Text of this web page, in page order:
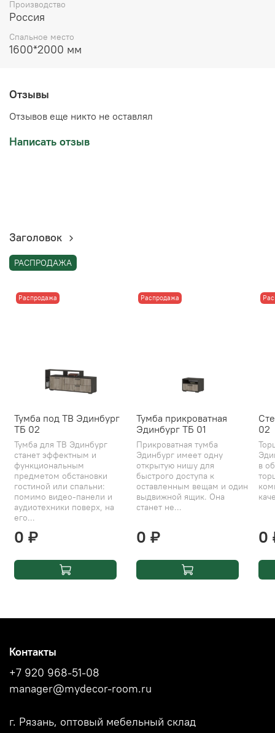
Производство
Россия
Спальное место
1600*2000 мм
Отзывы
Отзывов еще никто не оставлял
Написать отзыв
Заголовок
РАСПРОДАЖА
Распродажа
Тумба под ТВ Эдинбург
ТБ 02
Тумба для ТВ Эдинбург
станет эффектным и
функциональным
предметом обстановки
гостиной или спальни:
помимо видео-панели и
аудиотехники поверх, на
его...
0 ₽
Распродажа
Тумба прикроватная
Эдинбург ТБ 01
Прикроватная тумба
Эдинбург имеет одну
открытую нишу для
быстрого доступа к
оставленным вещам и один
выдвижной ящик. Она
станет не...
0 ₽
02
в
0
Контакты
+7 920 968-51-08
manager@mydecor-room.ru
г. Рязань, оптовый мебельный склад